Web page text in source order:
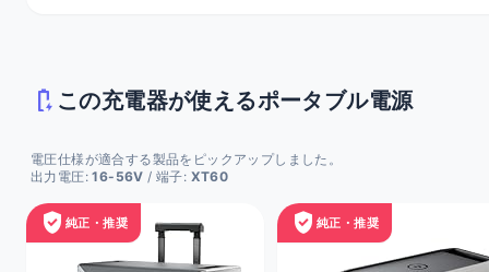
battery_charging_full この充電器が使えるポータブル電源
電圧仕様が適合する製品をピックアップしました。
出力電圧:16-56V / 端子: XT60
verified_user 純正・推奨 verified_user 純正・推奨